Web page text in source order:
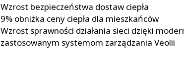
Wzrost bezpieczeństwa dostaw ciepła
9% obniżka ceny ciepła dla mieszkańców
Wzrost sprawności działania sieci dzięki
zastosowanym systemom zarządzania Veolii